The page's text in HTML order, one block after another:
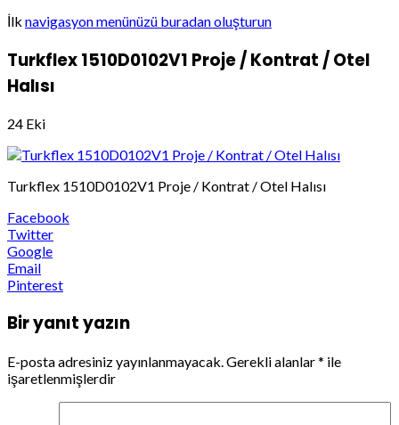
İlk navigasyon menünüzü buradan oluşturun
Turkflex 1510D0102V1 Proje / Kontrat / Otel
Halısı
24 Eki
Turkflex 1510D0102V1 Proje / Kontrat / Otel Halısı
Facebook
Twitter
Google
Email
Pinterest
Bir yanıt yazın
E-posta adresiniz yayınlanmayacak. Gerekli alanlar* ile
işaretlenmişlerdir